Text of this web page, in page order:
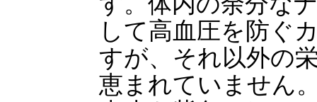
して高血圧を防ぐ
すが、それ以外の
恵まれていません